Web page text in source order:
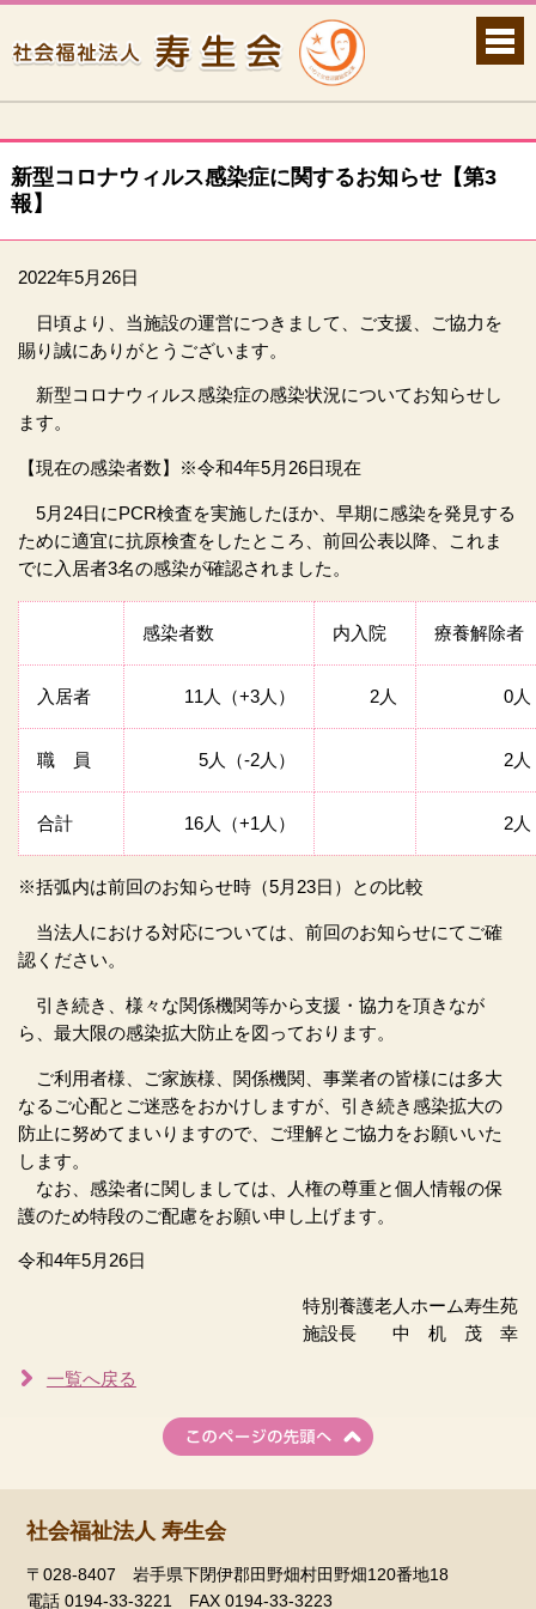
新型コロナウィルス感染症に関するお知らせ【第3
報】
2022年5月26日
日頃より、当施設の運営につきまして、ご支援、ご協力を
賜り誠にありがとうございます。
新型コロナウィルス感染症の感染状況についてお知らせし
ます。
【現在の感染者数】※令和4年5月26日現在
5月24日にPCR検査を実施したほか、早期に感染を発見する
ために適宜に抗原検査をしたところ、前回公表以降、これま
でに入居者3名の感染が確認されました。
感染者数 内入院 療養解除者
入居者 11人（+3人） 2人 0人
職 員 5人（-2人） 2人
合計 16人（+1人） 2人
※括弧内は前回のお知らせ時（5月23日）との比較
当法人における対応については、前回のお知らせにてご確
認ください。
引き続き、様々な関係機関等から支援・協力を頂きなが
ら、最大限の感染拡大防止を図っております。
ご利用者様、ご家族様、関係機関、事業者の皆様には多大
なるご心配とご迷惑をおかけしますが、引き続き感染拡大の
防止に努めてまいりますので、ご理解とご協力をお願いいた
します。
なお、感染者に関しましては、人権の尊重と個人情報の保
護のため特段のご配慮をお願い申し上げます。
令和4年5月26日
特別養護老人ホーム寿生苑
施設長 中 机 茂 幸
一覧へ戻る
社会福祉法人 寿生会
〒028-8407 岩手県下閉伊郡田野畑村田野畑120番地18
電話 0194-33-3221 FAX 0194-33-3223